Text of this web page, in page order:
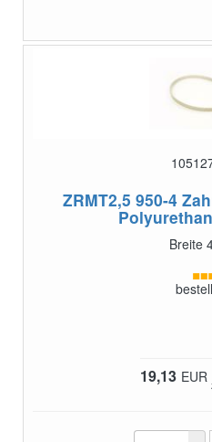
ZRMT2,5 950-4
Breite
19,13 EUR